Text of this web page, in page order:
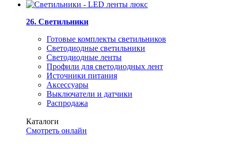
26. Светильники
Готовые комплекты светильников
Светодиодные светильники
Светодиодные ленты
Профили для светодиодных лент
Источники питания
Аксессуары
Выключатели и датчики
Распродажа
Каталоги
Смотреть онлайн